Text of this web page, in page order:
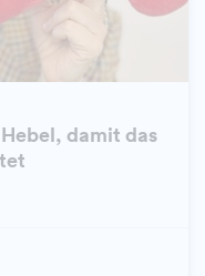
damit das